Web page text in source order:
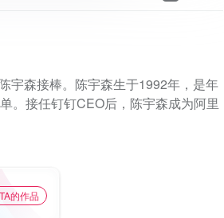
宇森接棒。陈宇森生于1992年，是年
。接任钉钉CEO后，陈宇森成为阿里
TA的作品